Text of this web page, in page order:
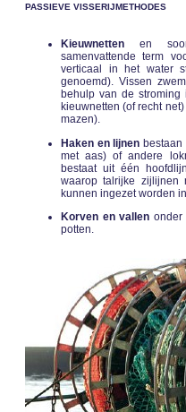
PASSIEVE VISSERIJMETHODES
Kieuwnetten en
samenvattende term
verticaal in het water
genoemd). Vissen
behulp van de stroming
kieuwnetten (of recht
mazen).
Haken en lijnen bestaan
met aas) of andere
bestaat uit één
waarop talrijke zijlijnen
kunnen ingezet worden
Korven en vallen onder
potten.